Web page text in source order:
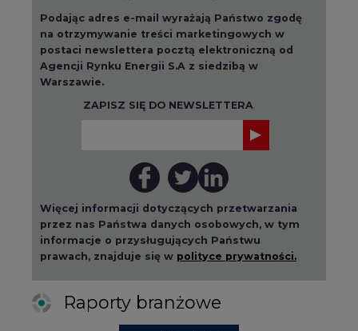
Podając adres e-mail wyrażają Państwo zgodę
na otrzymywanie treści marketingowych w
postaci newslettera pocztą elektroniczną od
Agencji Rynku Energii S.A z siedzibą w
Warszawie.
ZAPISZ SIĘ DO NEWSLETTERA
Więcej informacji dotyczących przetwarzania
przez nas Państwa danych osobowych, w tym
informacje o przysługujących Państwu
prawach, znajduje się w polityce prywatności.
Raporty branżowe